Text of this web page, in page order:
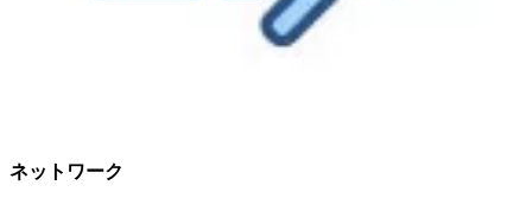
ネットワーク